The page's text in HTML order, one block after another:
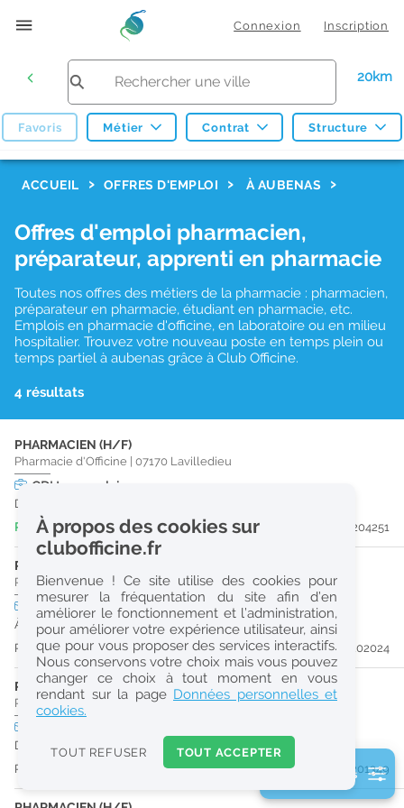
Connexion Inscription
20km
Favoris Métier Contrat Structure
Réinitialiser
2
0
k
Consulter les offres de la France d'outre-mer
ACCUEIL OFFRES D'EMPLOI À AUBENAS
Offres d'emploi pharmacien,
préparateur, apprenti en pharmacie
Toutes nos offres des métiers de la pharmacie : pharmacien,
préparateur en pharmacie, étudiant en pharmacie, etc.
Emplois en pharmacie d'officine, en laboratoire ou en milieu
hospitalier. Trouvez votre nouveau poste en temps plein ou
temps partiel à aubenas grâce à Club Officine.
4 résultats
PHARMACIEN (H/F)
Pharmacie d'Officine 07170 Lavilledieu
CDI temps plein
Dès que possible
Publiée il y a 4 jour(s)
#204251
PHARMACIEN (H/F)
Pharmacie d'Officine|07260 Joyeuse
temps plein Logement
À partir du 27/09/26
URGENT
Publiée il y a 34 jour(s) #202024
PHARMACIEN (H/F)
Pharmacie d'Officine 07260 Joyeuse
Dès que possible
Publiée il y a 44 jour(s) #201349
2 filtre(s) actifs
À propos des cookies sur
clubofficine.fr
Bienvenue ! Ce site utilise des cookies pour
mesurer la fréquentation du site afin d’en
améliorer le fonctionnement et l’administration,
pour améliorer votre expérience utilisateur, ainsi
que pour vous proposer des services interactifs.
Nous conservons votre choix mais vous pouvez
changer ce choix à tout moment en vous
rendant sur la page Données personnelles et
cookies.
TOUT REFUSER TOUT ACCEPTER